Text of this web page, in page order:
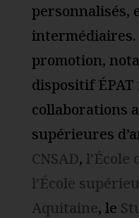
personnalisés,
intermédiaires.
promotion,
dispositif
collaborations
supérieures
CNSAD, l’École
l’École
Aquitaine, le